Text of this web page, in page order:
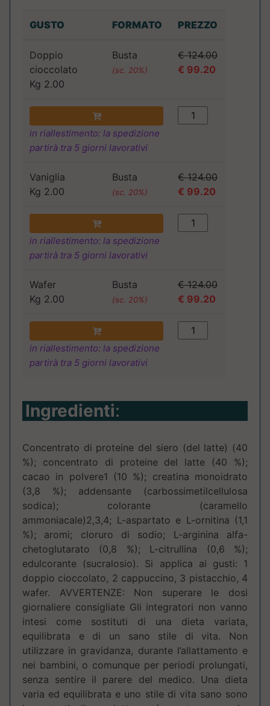
GUSTO FORMATO PREZZO
Doppio
cioccolato
Kg 2.00
Busta
(sc. 20%)
€ 124.00
€ 99.20
in riallestimento: la spedizione
partirà tra 5 giorni lavorativi
Vaniglia
Kg 2.00
Busta
(sc. 20%)
€ 124.00
€ 99.20
in riallestimento: la spedizione
partirà tra 5 giorni lavorativi
Wafer
Kg 2.00
Busta
(sc. 20%)
€ 124.00
€ 99.20
in riallestimento: la spedizione
partirà tra 5 giorni lavorativi
Ingredienti:
Concentrato di proteine del siero (del latte) (40
%); concentrato di proteine del latte (40 %);
cacao in polvere1 (10 %); creatina monoidrato
(3,8 %); addensante (carbossimetilcellulosa
sodica); colorante (caramello
ammoniacale)2,3,4; L-aspartato e L-ornitina (1,1
%); aromi; cloruro di sodio; L-arginina alfa-
chetoglutarato (0,8 %); L-citrullina (0,6 %);
edulcorante (sucralosio). Si applica ai gusti: 1
doppio cioccolato, 2 cappuccino, 3 pistacchio, 4
wafer. AVVERTENZE: Non superare le dosi
giornaliere consigliate Gli integratori non vanno
intesi come sostituti di una dieta variata,
equilibrata e di un sano stile di vita. Non
utilizzare in gravidanza, durante l’allattamento e
nei bambini, o comunque per periodi prolungati,
senza sentire il parere del medico. Una dieta
varia ed equilibrata e uno stile di vita sano sono